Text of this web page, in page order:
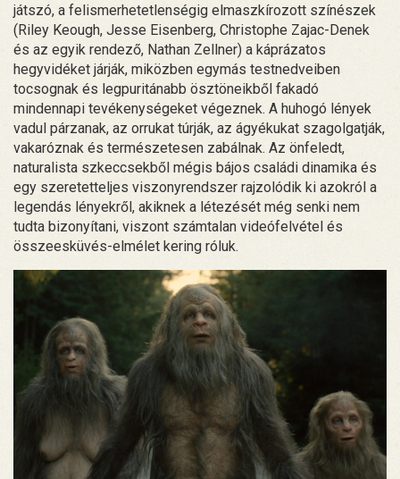
játszó, a felismerhetetlenségig elmaszkírozott színészek
(Riley Keough, Jesse Eisenberg, Christophe Zajac-Denek
és az egyik rendező, Nathan Zellner) a káprázatos
hegyvidéket járják, miközben egymás testnedveiben
tocsognak és legpuritánabb ösztöneikből fakadó
mindennapi tevékenységeket végeznek. A huhogó lények
vadul párzanak, az orrukat túrják, az ágyékukat szagolgatják,
vakaróznak és természetesen zabálnak. Az önfeledt,
naturalista szkeccsekből mégis bájos családi dinamika és
egy szeretetteljes viszonyrendszer rajzolódik ki azokról a
legendás lényekről, akiknek a létezését még senki nem
tudta bizonyítani, viszont számtalan videófelvétel és
összeesküvés-elmélet kering róluk.